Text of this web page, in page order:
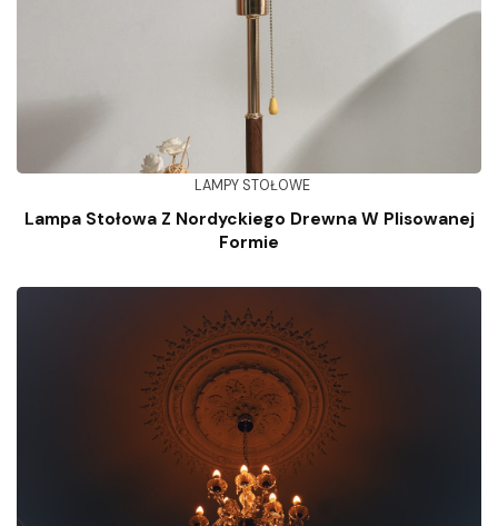
LAMPY STOŁOWE
Lampa Stołowa Z Nordyckiego Drewna W Plisowanej
Formie